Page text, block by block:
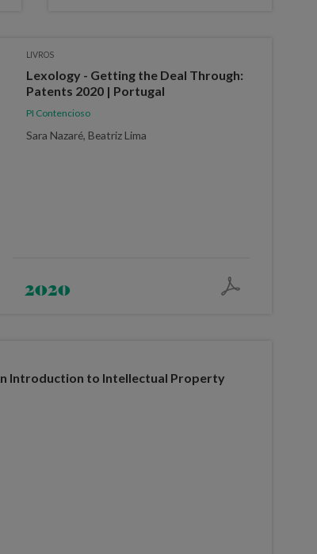
LIVROS
Lexology - Getting the Deal Through:
Patents 2020 | Portugal
PI Contencioso
Sara Nazaré, Beatriz Lima
2020
Introduction to Intellectual Property